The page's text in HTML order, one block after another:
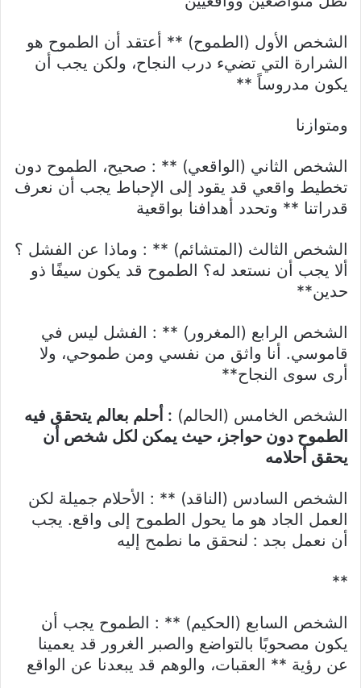
الشخص الأول (الطموح) ** أعتقد أن الطموح هو
الشرارة التي تضيء درب النجاح، ولكن يجب أن
يكون مدروساً **
ومتوازنا
الشخص الثاني (الواقعي) ** : صحيح، الطموح دون
تخطيط واقعي قد يقود إلى الإحباط يجب أن نعرف
قدراتنا ** وتحدد أهدافنا بواقعية
الشخص الثالث (المتشائم) ** : وماذا عن الفشل ؟
ألا يجب أن نستعد له؟ الطموح قد يكون سيفًا ذو
حدين**
الشخص الرابع (المغرور) ** : الفشل ليس في
قاموسي. أنا واثق من نفسي ومن طموحي، ولا
أرى سوى النجاح**
الشخص الخامس (الحالم) : أحلم بعالم يتحقق فيه
الطموح دون حواجز، حيث يمكن لكل شخص أن
يحقق أحلامه
الشخص السادس (الناقد) ** : الأحلام جميلة لكن
العمل الجاد هو ما يحول الطموح إلى واقع. يجب
أن نعمل بجد : لنحقق ما نطمح إليه
**
الشخص السابع (الحكيم) ** : الطموح يجب أن
يكون مصحوبًا بالتواضع والصبر الغرور قد يعمينا
عن رؤية ** العقبات، والوهم قد يبعدنا عن الواقع